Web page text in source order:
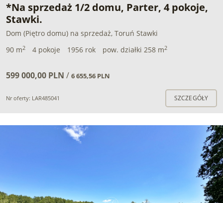
*Na sprzedaż 1/2 domu, Parter, 4 pokoje,
Stawki.
Dom (Piętro domu) na sprzedaż, Toruń Stawki
90 m2 4 pokoje 1956 rok pow. działki 258 m2
599 000,00 PLN / 6 655,56 PLN
Nr oferty: LAR485041 SZCZEGÓŁY